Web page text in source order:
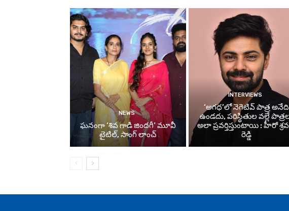
NEWS
ఘనంగా ‘శివ గాడి జింద‌గీ’ మూవీ
టైటిల్, సాంగ్ లాంచ్
INTERVIEWS
‘అగధ’లో నెగెటివ్ పాత్ర అనేది
ఉండదు, పరిస్థితుల వల్లే
అలా ప్రవర్తిస్తుంటాయి : హీరో
రెడ్డి